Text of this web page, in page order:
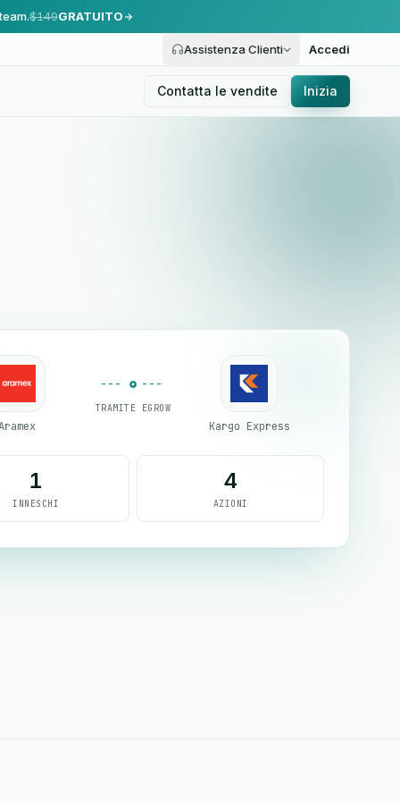
$149GRATUITO
Assistenza Clienti Accedi
Contatta le vendite Inizia
TRAMITE EGROW
Kargo Express
1
INNESCHI
4
AZIONI